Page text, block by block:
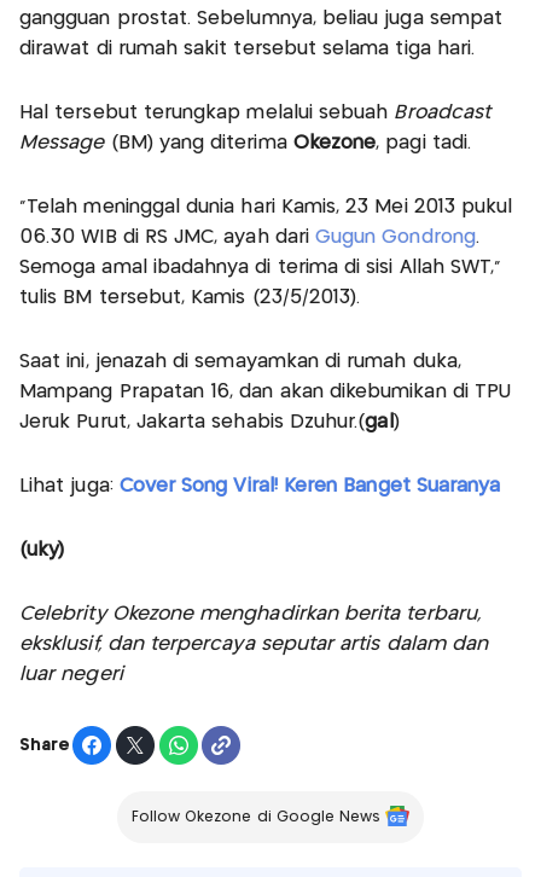
gangguan prostat. Sebelumnya, beliau juga sempat
dirawat di rumah sakit tersebut selama tiga hari.
Hal tersebut terungkap melalui sebuah Broadcast
Message(BM) yang diterima Okezone, pagi tadi.
"Telah meninggal dunia hari Kamis, 23 Mei 2013 pukul
06.30 WIB di RS JMC, ayah dari Gugun Gondrong.
Semoga amal ibadahnya di terima di sisi Allah SWT,"
tulis BM tersebut, Kamis (23/5/2013).
Saat ini, jenazah di semayamkan di rumah duka,
Mampang Prapatan 16, dan akan dikebumikan di TPU
Jeruk Purut, Jakarta sehabis Dzuhur.(gal )
Lihat juga: Cover Song Viral! Keren Banget Suaranya
(uky)
Celebrity Okezone menghadirkan berita terbaru,
eksklusif, dan terpercaya seputar artis dalam dan
luar negeri
Share
Follow Okezone di Google News